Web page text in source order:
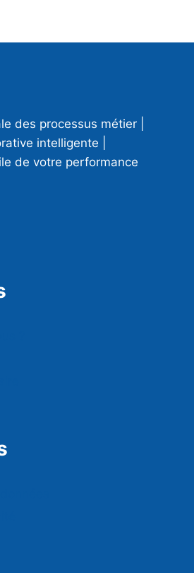
des processus métier |
intelligente |
de votre performance